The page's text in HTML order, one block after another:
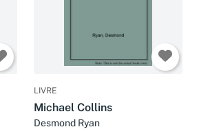
LIVRE
Michael Collins
Desmond Ryan